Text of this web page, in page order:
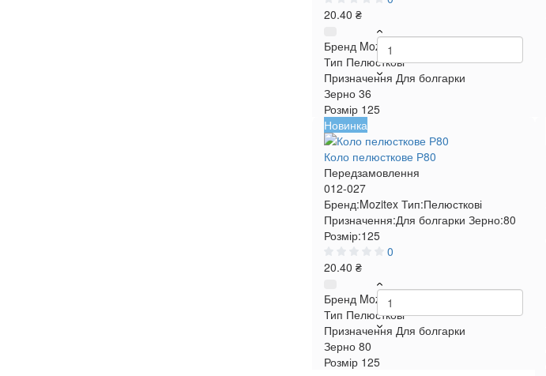
20.40 ₴
Бренд Mozitex
Тип Пелюсткові
Призначення Для болгарки
Зерно 36
Розмір 125
Новинка
Коло пелюсткове Р80
Передзамовлення
012-027
Бренд:Mozitex Тип:Пелюсткові
Призначення:Для болгарки Зерно:80
Розмір:125
0
20.40 ₴
Бренд Mozitex
Тип Пелюсткові
Призначення Для болгарки
Зерно 80
Розмір 125